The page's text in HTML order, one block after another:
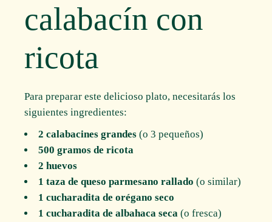
calabacín con
ricota
Para preparar este delicioso plato, necesitarás los
siguientes ingredientes:
2 calabacines grandes (o 3 pequeños)
500 gramos de ricota
2 huevos
1 taza de queso parmesano rallado (o similar)
1 cucharadita de orégano seco
1 cucharadita de albahaca seca (o fresca)